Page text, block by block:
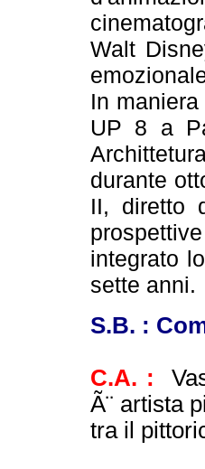
Walt
In
UP 8 a
durante
II, diretto
integrato
sette anni.
S.B. :
C.A. :
Ã¨ artista
tra il